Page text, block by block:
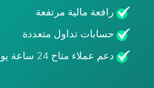
رافعة مالية مرتفعة
حسابات تداول متعددة
دعم عملاء متاح 24 ساعة يوميًا/5 أيام أسبوعيًا